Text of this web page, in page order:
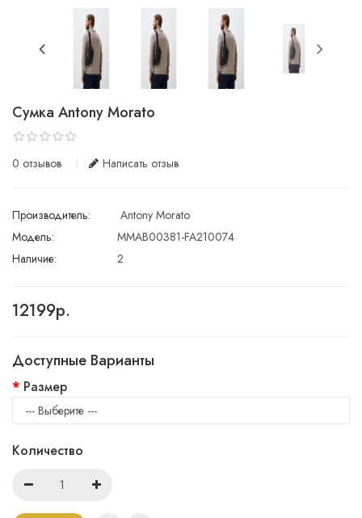
Сумка Antony Morato
0 отзывов Написать отзыв
Производитель:
Antony Morato
Модель:
MMAB00381-FA210074
Наличие:
2
12199р.
Доступные Варианты
Размер
Количество